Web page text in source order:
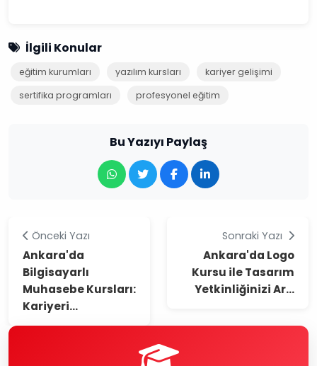
İlgili Konular
eğitim kurumları yazılım kursları
kariyer gelişimi
sertifika programları
profesyonel eğitim
Bu Yazıyı Paylaş
Önceki Yazı
Ankara'da
Bilgisayarlı
Muhasebe Kursları:
Kariyeri...
Sonraki Yazı
Ankara'da Logo
Kursu ile Tasarım
Yetkinliğinizi Ar...